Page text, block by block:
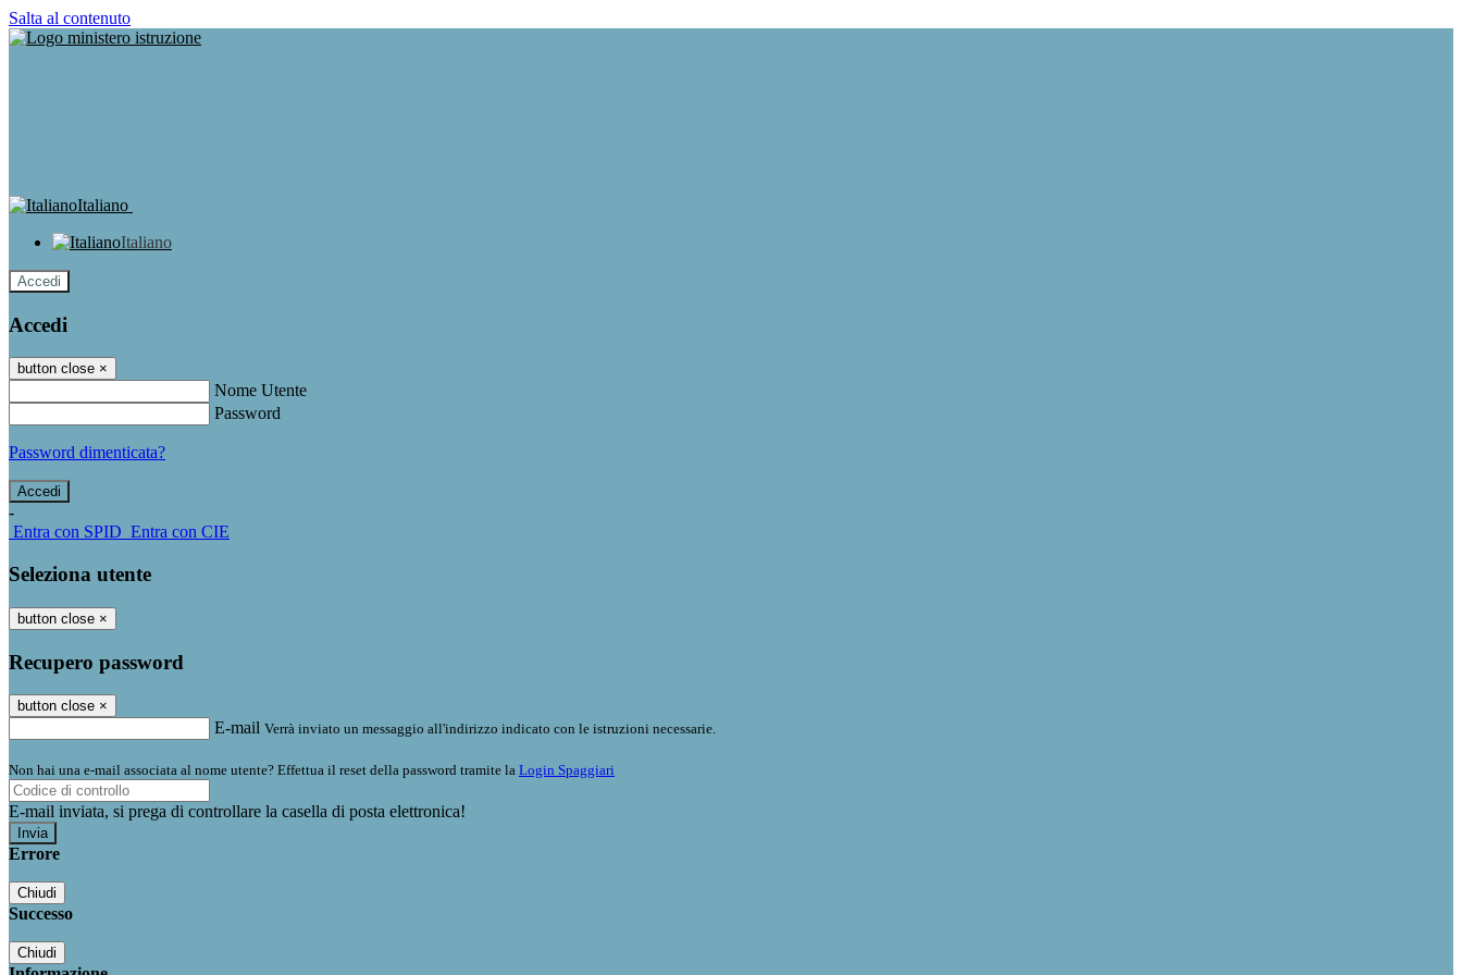
Salta al contenuto
Italiano
Italiano
Accedi
Accedi
button close ×
Nome Utente
Password
Password dimenticata?
-
Entra con SPID Entra con CIE
Seleziona utente
button close ×
Recupero password
button close ×
E-mail Verrà inviato un messaggio all'indirizzo indicato con le istruzioni necessarie.
Non hai una e-mail associata al nome utente? Effettua il reset della password tramite la Login Spaggiari
E-mail inviata, si prega di controllare la casella di posta elettronica!
Errore
Chiudi
Successo
Chiudi